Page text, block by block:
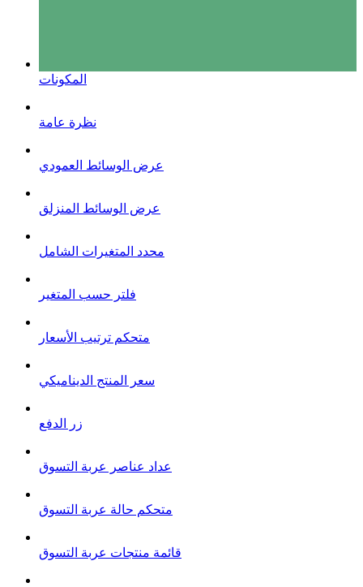
المكونات
نظرة عامة
عرض الوسائط العمودي
عرض الوسائط المنزلق
محدد المتغيرات الشامل
فلتر حسب المتغير
متحكم ترتيب الأسعار
سعر المنتج الديناميكي
زر الدفع
عداد عناصر عربة التسوق
متحكم حالة عربة التسوق
قائمة منتجات عربة التسوق